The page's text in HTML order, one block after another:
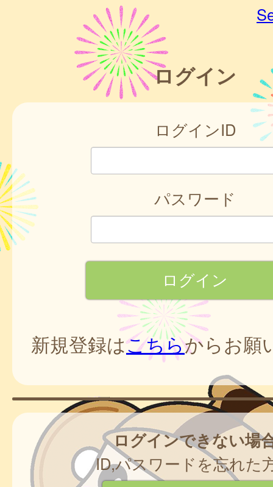
ログイン
ログインID
パスワード
新規登録はこちらからお願
ログインできない場
ID,パスワードを忘れた